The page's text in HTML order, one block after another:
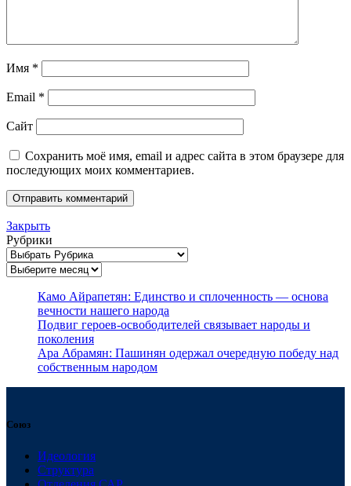
Имя *
Email *
Сайт
Сохранить моё имя, email и адрес сайта в этом браузере для
последующих моих комментариев.
Закрыть
Рубрики
Архивы
Камо Айрапетян: Единство и сплоченность — основа
вечности нашего народа
Подвиг героев-освободителей связывает народы и
поколения
Ара Абрамян: Пашинян одержал очередную победу над
собственным народом
Союз
Идеология
Структура